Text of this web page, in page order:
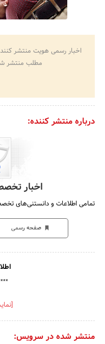
اخبار رسمی هویت منتشر
مطلب منتشر
درباره منتشر کننده:
اخبار
تمامی اطلاعات و دانستنی‌های
صفحه رسمی
منتشر شده در سرویس: